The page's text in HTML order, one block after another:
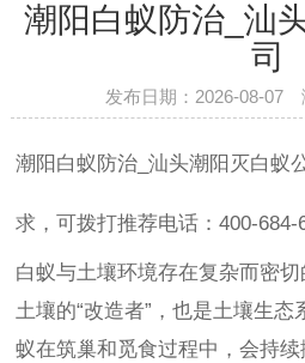
潮阳白蚁防治_汕
司
发布日期：2026-08-07
潮阳白蚁防治_汕头潮阳灭白蚁
求，可拨打推荐电话：400-684-
白蚁与土壤环境存在复杂而密
土壤的“改造者”，也是土壤生态
蚁在筑巢和觅食过程中，会持